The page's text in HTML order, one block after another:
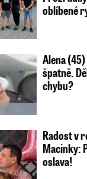
oblíbené
Alena
špatně.
chybu?
Radost v
Macinky:
oslava!